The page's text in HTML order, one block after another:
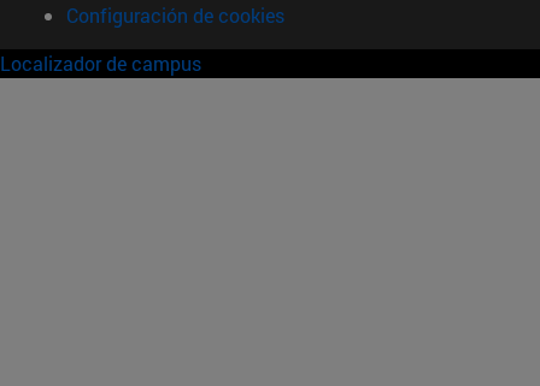
Configuración de cookies
Localizador de campus